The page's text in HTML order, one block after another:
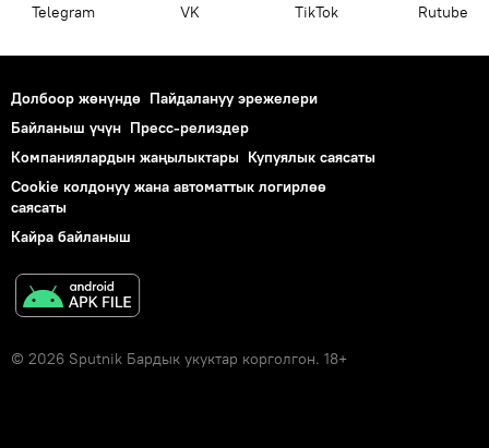
Telegram VK ТikТоk Rutube
Долбоор жөнүндө Пайдалануу эрежелери
Байланыш үчүн Пресс-релиздер
Компаниялардын жаңылыктары Купуялык саясаты
Cookie колдонуу жана автоматтык логирлөө
саясаты
Кайра байланыш
© 2026 Sputnik Бардык укуктар корголгон. 18+